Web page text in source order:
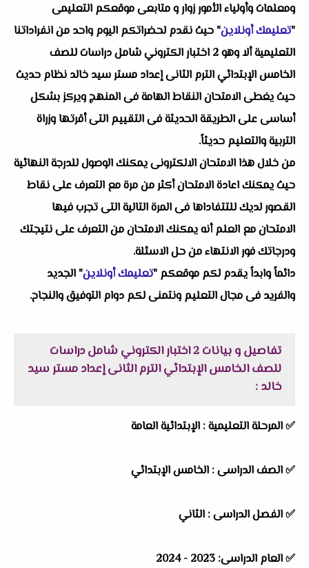
ومعلمات وأولياء الأمور زوار و متابعى موقعكم التعليمى
"تعليمك أونلاين" حيث نقدم لحضراتكم اليوم واحد من انفراداتنا
التعليمية ألا وهو 2 اختبار الكتروني شامل دراسات للصف
الخامس الإبتدائي الترم الثانى إعداد مستر سيد خالد نظام حديث
حيث يغطى الامتحان النقاط الهامة فى المنهج ويركز بشكل
أساسى على الطريقة الحديثة فى التقييم التى أقرتها وزراة
التربية والتعليم حديثاً.
من خلال هذا الامتحان الالكترونى يمكنك الوصول للدرجة النهائية
حيث يمكنك اعادة الامتحان أكثر من مرة مع التعرف على نقاط
القصور لديك للتتفاداها فى المرة التالية التى تجرب فيها
الامتحان مع العلم أنه يمكنك الامتحان من التعرف على نتيجتك
ودرجاتك فور الانتهاء من حل الاسئلة.
دائماً وابداً يقدم لكم موقعكم "تعليمك أونلاين" الجديد
والفريد فى مجال التعليم ونتمنى لكم دوام التوفيق والنجاح.
تفاصيل و بيانات
2 اختبار الكتروني شامل دراسات
للصف الخامس الإبتدائي الترم الثانى إعداد مستر سيد
خالد:
✅ المرحلة التعليمية : الإبتدائية العامة
✅ الصف الدراسى : الخامس الإبتدائي
✅ الفصل الدراسى : الثاني
✅ العام الدراسى: 2023 - 2024